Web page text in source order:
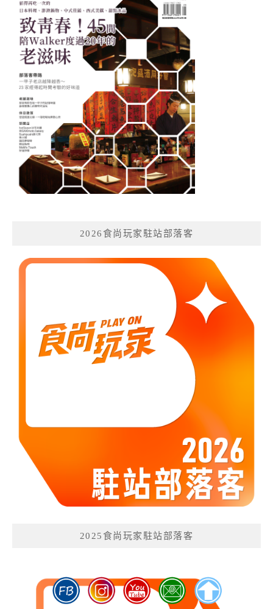
2026食尚玩家駐站部落客
2025食尚玩家駐站部落客